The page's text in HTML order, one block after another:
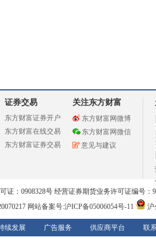
证券交易
东方财富证券开户
东方财富在线交易
东方财富证券交易
关注东方财富
东方财富网微博
东方财富网微信
意见与建议
证：0908328号 经营证券期货业务许可证编号：
网站备案号:沪ICP备05006054号-11 沪
续发展 广告服务 供应商平台 联